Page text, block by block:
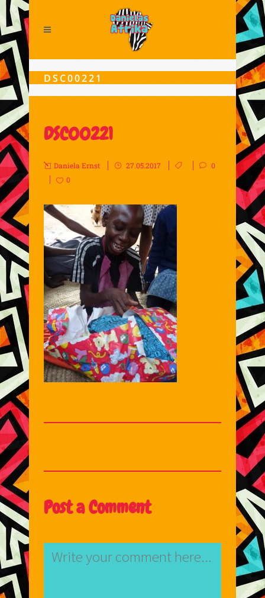
DSC00221
DSC00221
Daniela Ernst 27.05.2017
0
0
Post a Comment